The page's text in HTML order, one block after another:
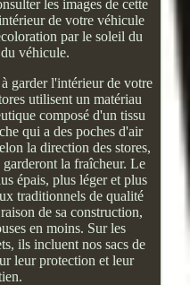
les images de cette
de votre véhicule
par le soleil du
véhicule.
garder l'intérieur de votre
utilisent un matériau
composé d'un tissu
qui a des poches d'air
la direction des stores,
la fraîcheur. Le
épais, plus léger et plus
traditionnels de qualité
de sa construction,
en moins. Sur les
ils incluent nos sacs de
leur protection et leur